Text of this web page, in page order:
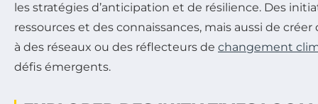
les stratégies d’anticipation et de résilience. Des
ressources et des connaissances, mais aussi de
à des réseaux ou des réflecteurs de changement
défis émergents.